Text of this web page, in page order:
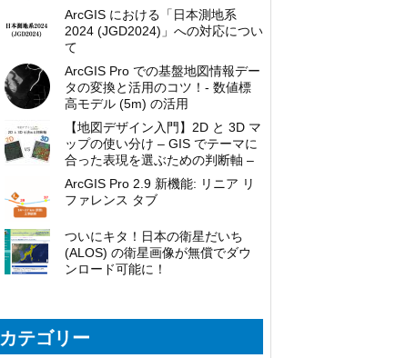
ArcGIS における「日本測地系
2024 (JGD2024)」への対応につい
て
ArcGIS Pro での基盤地図情報デー
タの変換と活用のコツ！- 数値標
高モデル (5m) の活用
【地図デザイン入門】2D と 3D マ
ップの使い分け – GIS でテーマに
合った表現を選ぶための判断軸 –
ArcGIS Pro 2.9 新機能: リニア リ
ファレンス タブ
ついにキタ！日本の衛星だいち
(ALOS) の衛星画像が無償でダウ
ンロード可能に！
カテゴリー